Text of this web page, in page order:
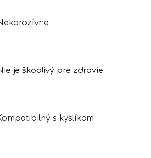
je škodlivý pre zdravie
s kyslíkom